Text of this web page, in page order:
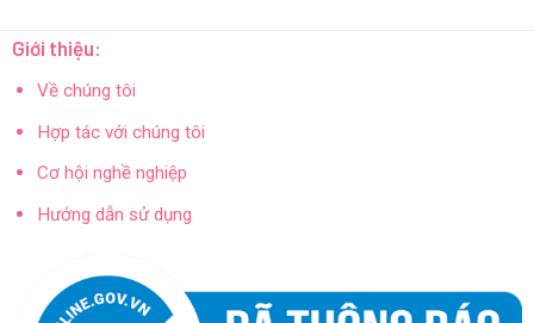
Giới thiệu:
Về chúng tôi
Hợp tác với chúng tôi
Cơ hội nghề nghiệp
Hướng dẫn sử dụng